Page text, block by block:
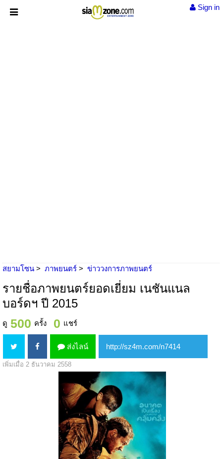
Sign in
สยามโซน ภาพยนตร์ ข่าววงการภาพยนตร์
รายชื่อภาพยนตร์ยอดเยี่ยม เนชันแนล
บอร์ดฯ ปี 2015
ดู 500 ครั้ง 0 แชร์
ส่งไลน์
เพิ่มเมื่อ 2 ธันวาคม 2558